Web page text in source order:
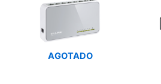
AGOTADO